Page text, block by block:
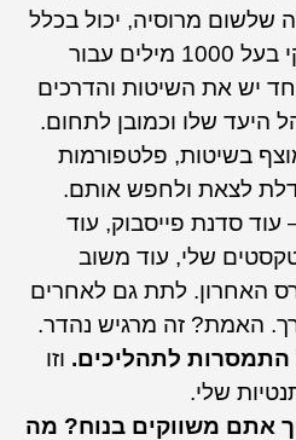
מרוסיה, יכול בכלל
לכתוב מאמר שיווקי בעל 1000 מילים עבור
יש את השיטות והדרכים
שלו וכמובן לתחום.
בשיטות, פלטפורמות
לצאת ולחפש אותם.
סדנת פייסבוק, עוד
שלי, עוד משוב
לתת גם לאחרים
האמת? זה מרגיש נהדר.
לתהליכים.וזו
שלי.
משווקים בנוח? מה